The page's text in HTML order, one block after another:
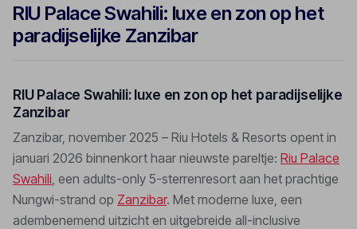
RIU Palace Swahili: luxe en zon op het
paradijselijke Zanzibar
RIU Palace Swahili: luxe en zon op het paradijselijke
Zanzibar
Zanzibar, november 2025 – Riu Hotels & Resorts opent in
januari 2026 binnenkort haar nieuwste pareltje: Riu Palace
Swahili , een adults-only 5-sterrenresort aan het prachtige
Nungwi-strand op Zanzibar. Met moderne luxe, een
adembenemend uitzicht en uitgebreide all-inclusive